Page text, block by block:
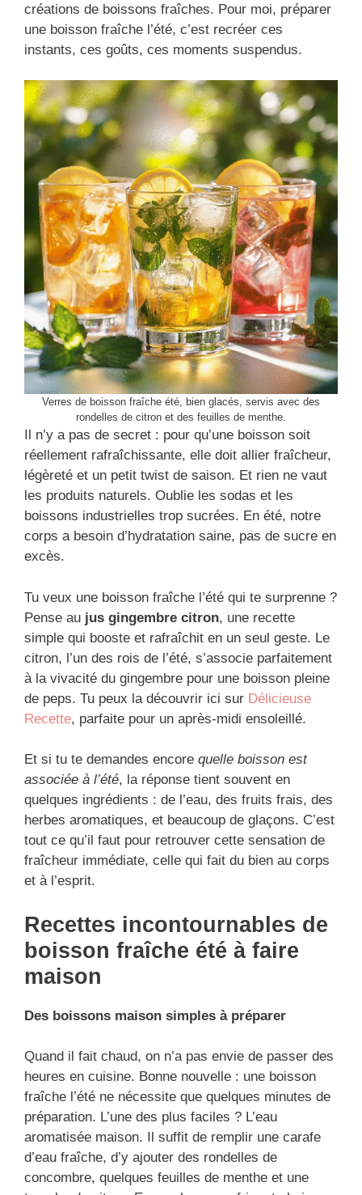
créations de boissons fraîches. Pour moi, préparer
une boisson fraîche l’été, c’est recréer ces
instants, ces goûts, ces moments suspendus.
Verres de boisson fraîche été, bien glacés, servis avec des
rondelles de citron et des feuilles de menthe.
Il n’y a pas de secret : pour qu’une boisson soit
réellement rafraîchissante, elle doit allier fraîcheur,
légèreté et un petit twist de saison. Et rien ne vaut
les produits naturels. Oublie les sodas et les
boissons industrielles trop sucrées. En été, notre
corps a besoin d’hydratation saine, pas de sucre en
excès.
Tu veux une boisson fraîche l’été qui te surprenne ?
Pense au jus gingembre citron, une recette
simple qui booste et rafraîchit en un seul geste. Le
citron, l’un des rois de l’été, s’associe parfaitement
à la vivacité du gingembre pour une boisson pleine
de peps. Tu peux la découvrir ici sur Délicieuse
Recette, parfaite pour un après-midi ensoleillé.
Et si tu te demandes encore quelle boisson est
associée à l’été, la réponse tient souvent en
quelques ingrédients : de l’eau, des fruits frais, des
herbes aromatiques, et beaucoup de glaçons. C’est
tout ce qu’il faut pour retrouver cette sensation de
fraîcheur immédiate, celle qui fait du bien au corps
et à l’esprit.
Recettes incontournables de
boisson fraîche été à faire
maison
Des boissons maison simples à préparer
Quand il fait chaud, on n’a pas envie de passer des
heures en cuisine. Bonne nouvelle : une boisson
fraîche l’été ne nécessite que quelques minutes de
préparation. L’une des plus faciles ? L’eau
aromatisée maison. Il suffit de remplir une carafe
d’eau fraîche, d’y ajouter des rondelles de
concombre, quelques feuilles de menthe et une